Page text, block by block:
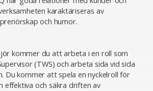
karaktäriseras av
och humor.
kommer du att arbeta i en roll som
(TWS) och arbeta sida vid sida
Du kommer att spela en nyckelroll för
effektiva och säkra driften av